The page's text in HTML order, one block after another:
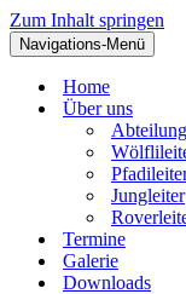
Zum Inhalt springen
Navigations-Menü
Home
Über uns
Jungleiter
Termine
Galerie
Downloads